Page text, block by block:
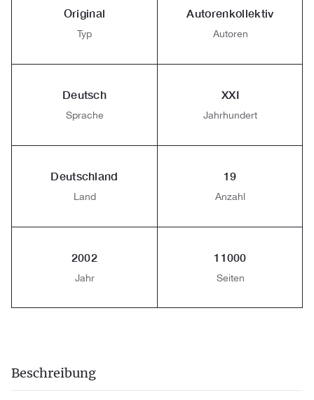
Original
Typ
Autorenkollektiv
Autoren
Deutsch
Sprache
XXI
Jahrhundert
Deutschland
Land
19
Anzahl
2002
Jahr
11000
Seiten
Beschreibung